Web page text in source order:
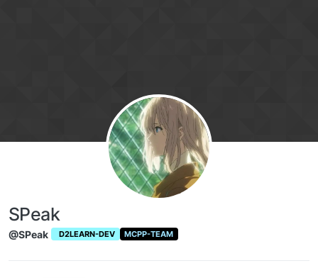
SPeak
@SPeak D2LEARN-DEV MCPP-TEAM